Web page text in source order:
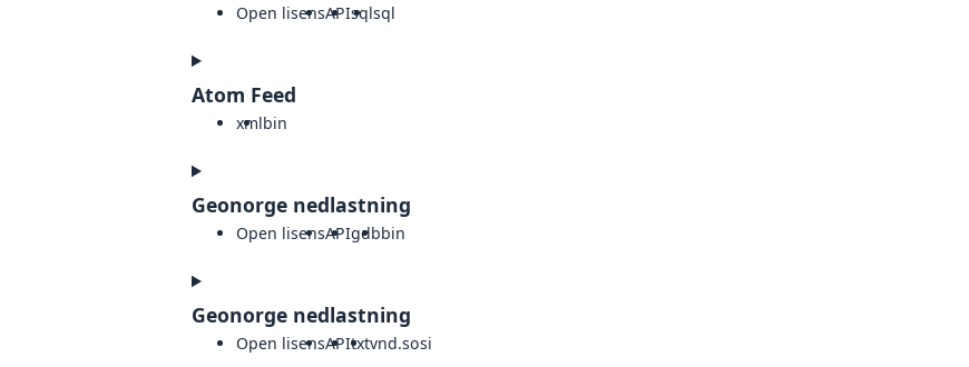
Open lisensAPIsqlsql
Atom Feed
xmlbin
Geonorge nedlastning
Open lisensAPIgdbbin
Geonorge nedlastning
Open lisensAPItxtvnd.sosi